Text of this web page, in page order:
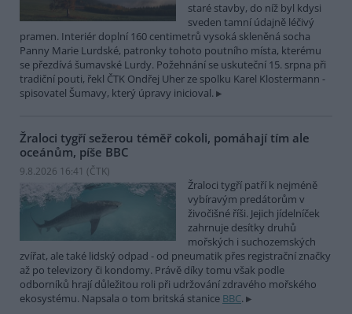
staré stavby, do níž byl kdysi
sveden tamní údajně léčivý
pramen. Interiér doplní 160 centimetrů vysoká skleněná socha
Panny Marie Lurdské, patronky tohoto poutního místa, kterému
se přezdívá šumavské Lurdy. Požehnání se uskuteční 15. srpna při
tradiční pouti, řekl ČTK Ondřej Uher ze spolku Karel Klostermann -
spisovatel Šumavy, který úpravy inicioval.
Žraloci tygří sežerou téměř cokoli, pomáhají tím ale
oceánům, píše BBC
9.8.2026 16:41 (ČTK)
Žraloci tygří patří k nejméně
vybíravým predátorům v
živočišné říši. Jejich jídelníček
zahrnuje desítky druhů
mořských i suchozemských
zvířat, ale také lidský odpad - od pneumatik přes registrační značky
až po televizory či kondomy. Právě díky tomu však podle
odborníků hrají důležitou roli při udržování zdravého mořského
ekosystému. Napsala o tom britská stanice BBC.